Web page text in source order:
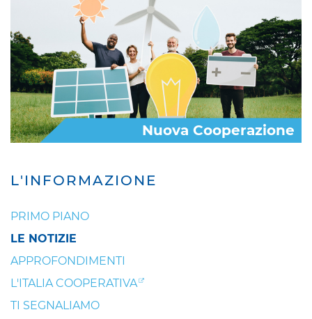
L'INFORMAZIONE
PRIMO PIANO
LE NOTIZIE
APPROFONDIMENTI
L'ITALIA COOPERATIVA
TI SEGNALIAMO
Nuova Cooperazione